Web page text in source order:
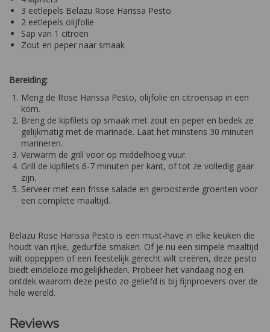
3 eetlepels Belazu Rose Harissa Pesto
2 eetlepels olijfolie
Sap van 1 citroen
Zout en peper naar smaak
Bereiding:
Meng de Rose Harissa Pesto, olijfolie en citroensap in een
kom.
Breng de kipfilets op smaak met zout en peper en bedek ze
gelijkmatig met de marinade. Laat het minstens 30 minuten
marineren.
Verwarm de grill voor op middelhoog vuur.
Grill de kipfilets 6-7 minuten per kant, of tot ze volledig gaar
zijn.
Serveer met een frisse salade en geroosterde groenten voor
een complete maaltijd.
Belazu Rose Harissa Pesto is een must-have in elke keuken die
houdt van rijke, gedurfde smaken. Of je nu een simpele maaltijd
wilt oppeppen of een feestelijk gerecht wilt creëren, deze pesto
biedt eindeloze mogelijkheden. Probeer het vandaag nog en
ontdek waarom deze pesto zo geliefd is bij fijnproevers over de
hele wereld.
Reviews